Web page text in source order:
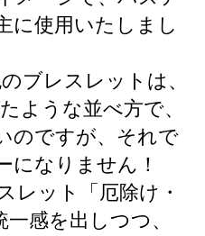
に使用いたしまし
ブレスレットは、
ような並べ方で、
のですが、それで
になりません！
レット「厄除け・
感を出しつつ、